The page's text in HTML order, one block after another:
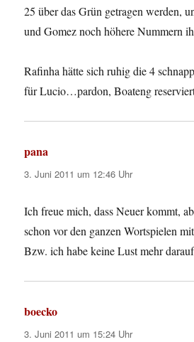
25 über das Grün getragen werden,
und Gomez noch höhere Nummern
Rafinha hätte sich ruhig die 4
für Lucio…pardon, Boateng
pana
3. Juni 2011 um 12:46 Uhr
Ich freue mich, dass Neuer kommt,
schon vor den ganzen Wortspielen
Bzw. ich habe keine Lust mehr
boecko
3. Juni 2011 um 15:24 Uhr